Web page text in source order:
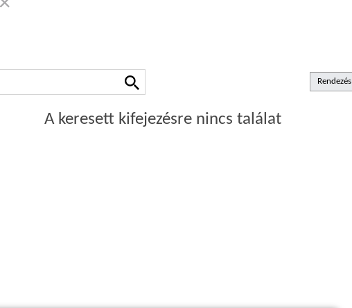
Rendezés
A keresett kifejezésre nincs találat